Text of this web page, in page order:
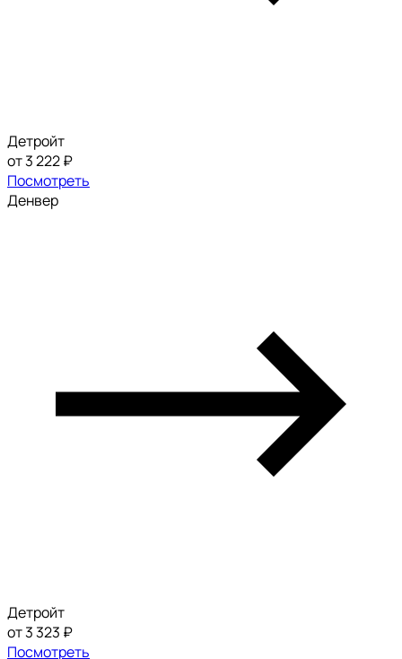
Детройт
от 3 222 ₽
Посмотреть
Денвер
Детройт
от 3 323 ₽
Посмотреть